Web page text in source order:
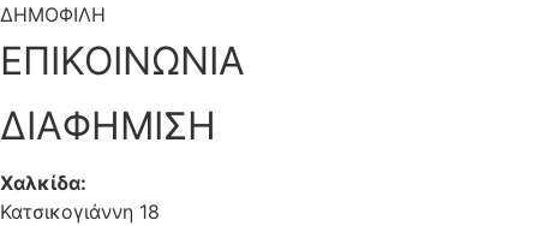
ΔΗΜΟΦΙΛΗ
ΕΠΙΚΟΙΝΩΝΙΑ
ΔΙΑΦΗΜΙΣΗ
Χαλκίδα:
Κατσικογιάννη 18